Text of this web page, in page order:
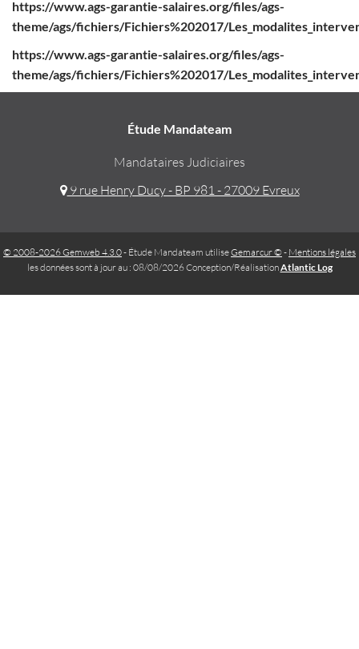
https://www.ags-garantie-salaires.org/files/ags-
theme/ags/fichiers/Fichiers%202017/
https://www.ags-garantie-salaires.org/files/ags-
theme/ags/fichiers/Fichiers%202017/
Étude Mandateam
Mandataires Judiciaires
9 rue Henry Ducy - BP 981 - 27009 Evreux
© 2008-2026 Gemweb 4.3.0- Étude Mandateam utiliseGemarcur © - Mentions légales
les données sont à jour au : 08/08/2026 Conception/RéalisationAtlantic Log